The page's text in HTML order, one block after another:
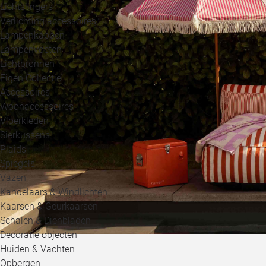
Lichtslingers
Verlichting accessoires
Lampenkappen
Lampenvoeten
Lichtbronnen
Eigen Collectie
Accessoires
Woonaccessoires
Vloerkleden
Sierkussens
Plaids
Spiegels
Vazen
Kandelaars & Windlichten
Kaarsen & Geurkaarsen
Schalen & Dienbladen
Decoratie objecten
Huiden & Vachten
Opbergen Summer Sale